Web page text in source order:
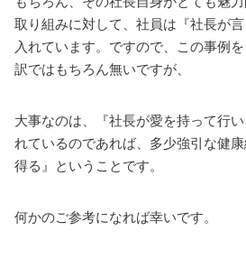
取り組みに対して、 社員は『社長が
入れています。 ですので、この事例
訳ではもちろん無いですが、
大事なのは、『社長が愛を持って行
れているのであれば、 多少強引な健
得る』ということです。
何かのご参考になれば幸いです。